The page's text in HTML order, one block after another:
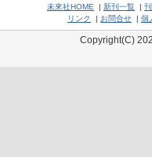
未來社HOME | 新刊一覧 |
リンク
| お問合せ | 個
Copyright(C)